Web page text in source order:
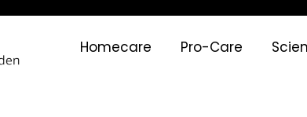
Homecare Pro-Care